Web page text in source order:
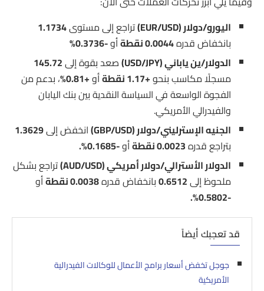
اليورو/دولار (EUR/USD)
تراجع إلى مستوى1.1734
بانخفاض قدره0.0044 نقطة أو-0.3736%
الدولار/ين ياباني (USD/JPY)
صعد بقوة إلى145.72
مسجلًا مكاسب بنحو+1.17 نقطة أو+0.81%
، بدعم من
الفجوة الواسعة في السياسة النقدية بين بنك اليابان
والفيدرالي الأمريكي.
الجنيه الإسترليني/دولار (GBP/USD)
انخفض إلى1.3629
بتراجع قدره0.0023 نقطة أو-0.1685%.
الدولار الأسترالي/دولار أمريكي (AUD/USD)
تراجع بشكل
ملحوظ إلى0.6512بانخفاض قدره0.0038 نقطة
أو
-0.5802%.
قد تعجبك أيضاً
جوجل تخفض أسعار برامج الأعمال للوكالات الفيدرالية
الأمريكية